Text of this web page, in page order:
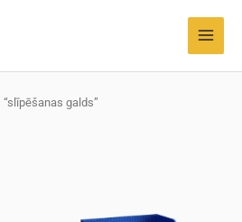
galds”